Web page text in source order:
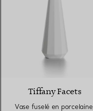
Tiffany Facets
Vase fuselé en porcelaine,